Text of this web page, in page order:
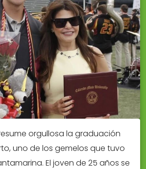
orgullosa la graduación
uno de los gemelos que tuvo
El joven de 25 años se